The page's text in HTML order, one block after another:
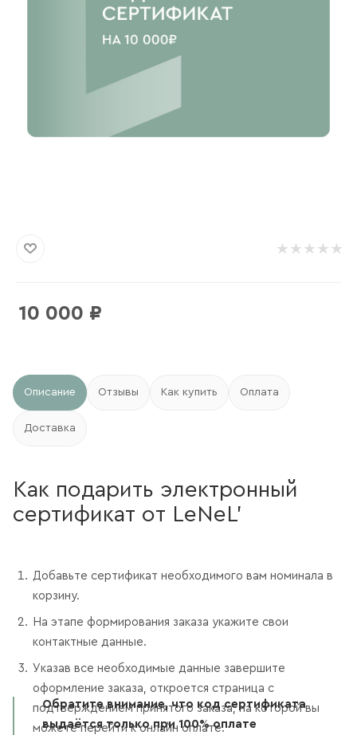
10 000 ₽
Описание Отзывы Как купить Оплата
Доставка
Как подарить электронный
сертификат от LeNeL'
Добавьте сертификат необходимого вам номинала в
корзину.
На этапе формирования заказа укажите свои
контактные данные.
Указав все необходимые данные завершите
оформление заказа, откроется страница с
подтверждением принятого заказа, на которой вы
можете перейти к онлайн оплате.
Обратите внимание, что код сертификата
выдаётся только при 100% оплате